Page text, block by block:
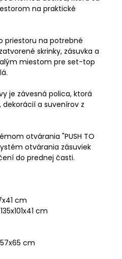
na praktické
priestoru na potrebné
skrinky, zásuvka a
miestom pre set-top
je závesná polica, ktorá
a suvenírov z
otvárania "PUSH TO
otvárania zásuviek
do prednej časti.
cm
cm
cm